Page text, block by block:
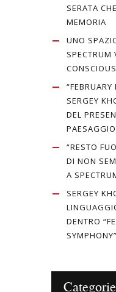
SERATA
MEMORIA
UNO
SPECTRUM
SERGEY
DEL
“RESTO
DI NON
A
SERGEY
DENTRO
SYMPHONY”
Categorie